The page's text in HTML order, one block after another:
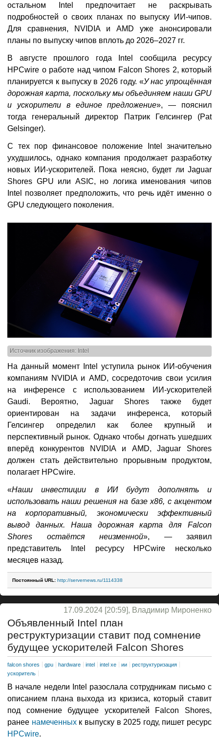
остальном Intel предпочитает не раскрывать
подробностей о своих планах по выпуску ИИ-чипов.
Для сравнения, NVIDIA и AMD уже анонсировали
планы по выпуску чипов вплоть до 2026–2027 гг.
В августе прошлого года Intel сообщила ресурсу
HPCwire о работе над чипом Falcon Shores 2, который
планируется к выпуску в 2026 году. «У нас упрощённая
дорожная карта, поскольку мы объединяем наши GPU
и ускорители в единое предложение», — пояснил
тогда генеральный директор Патрик Гелсингер (Pat
Gelsinger).
С тех пор финансовое положение Intel значительно
ухудшилось, однако компания продолжает разработку
новых ИИ-ускорителей. Пока неясно, будет ли Jaguar
Shores GPU или ASIC, но логика именования чипов
Intel позволяет предположить, что речь идёт именно о
GPU следующего поколения.
Источник изображения: Intel
На данный момент Intel уступила рынок ИИ-обучения
компаниям NVIDIA и AMD, сосредоточив свои усилия
на инференсе с использованием ИИ-ускорителей
Gaudi. Вероятно, Jaguar Shores также будет
ориентирован на задачи инференса, который
Гелсингер определил как более крупный и
перспективный рынок. Однако чтобы догнать ушедших
вперёд конкурентов NVIDIA и AMD, Jaguar Shores
должен стать действительно прорывным продуктом,
полагает HPCwire.
«Наши инвестиции в ИИ будут дополнять и
использовать наши решения на базе x86, с акцентом
на корпоративный, экономически эффективный
вывод данных. Наша дорожная карта для Falcon
Shores остаётся неизменной», — заявил
представитель Intel ресурсу HPCwire несколько
месяцев назад.
Постоянный URL: http://servernews.ru/1114338
17.09.2024 [20:59], Владимир Мироненко
Объявленный Intel план
реструктуризации ставит под сомнение
будущее ускорителей Falcon Shores
falcon shores gpu hardware intel intel xe ии
реструктуризация
ускоритель
В начале недели Intel разослала сотрудникам письмо с
описанием плана выхода из кризиса, который ставит
под сомнение будущее ускорителей Falcon Shores,
ранее намеченныхк выпуску в 2025 году, пишет ресурс
HPCwire.